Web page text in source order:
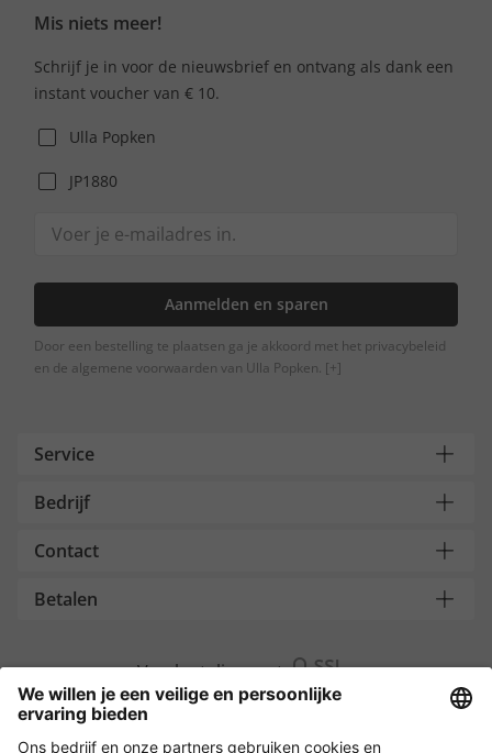
Mis niets meer!
Schrijf je in voor de nieuwsbrief en ontvang als dank een
instant voucher van € 10.
Ulla Popken
JP1880
Aanmelden en sparen
Door een bestelling te plaatsen ga je akkoord met het privacybeleid
en de algemene voorwaarden van Ulla Popken. [+]
Service
Bedrijf
Contact
Betalen
Versleuteling met